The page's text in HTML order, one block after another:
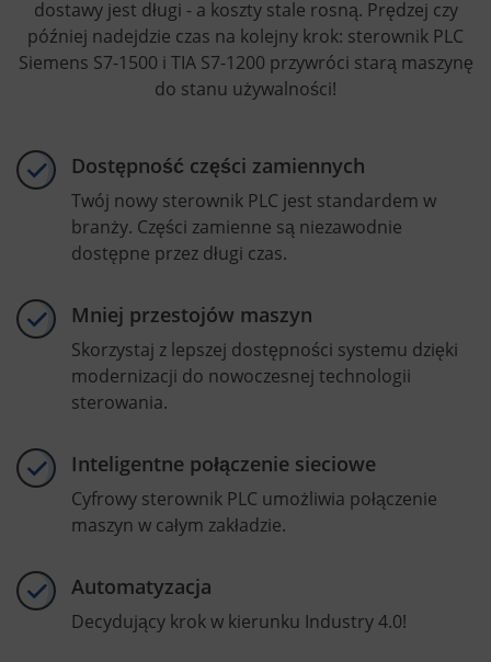
dostawy jest długi - a koszty stale rosną. Prędzej czy
później nadejdzie czas na kolejny krok: sterownik PLC
Siemens S7-1500 i TIA S7-1200 przywróci starą maszynę
do stanu używalności!
Dostępność części zamiennych
Twój nowy sterownik PLC jest standardem w
branży. Części zamienne są niezawodnie
dostępne przez długi czas.
Mniej przestojów maszyn
Skorzystaj z lepszej dostępności systemu dzięki
modernizacji do nowoczesnej technologii
sterowania.
Inteligentne połączenie sieciowe
Cyfrowy sterownik PLC umożliwia połączenie
maszyn w całym zakładzie.
Automatyzacja
Decydujący krok w kierunku Industry 4.0!